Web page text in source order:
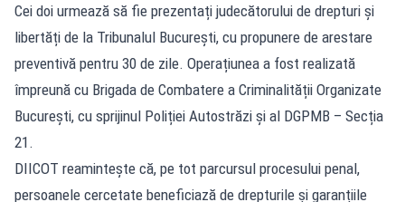
Cei doi urmează să fie prezentați judecătorului de drepturi și
libertăți de la Tribunalul București, cu propunere de arestare
preventivă pentru 30 de zile. Operațiunea a fost realizată
împreună cu Brigada de Combatere a Criminalității Organizate
București, cu sprijinul Poliției Autostrăzi și al DGPMB – Secția
21.
DIICOT reamintește că, pe tot parcursul procesului penal,
persoanele cercetate beneficiază de drepturile și garanțiile